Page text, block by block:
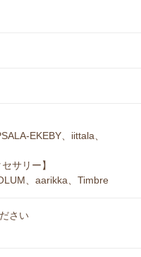
EKEBY、iittala、
サリー】
、aarikka、Timbre
さい